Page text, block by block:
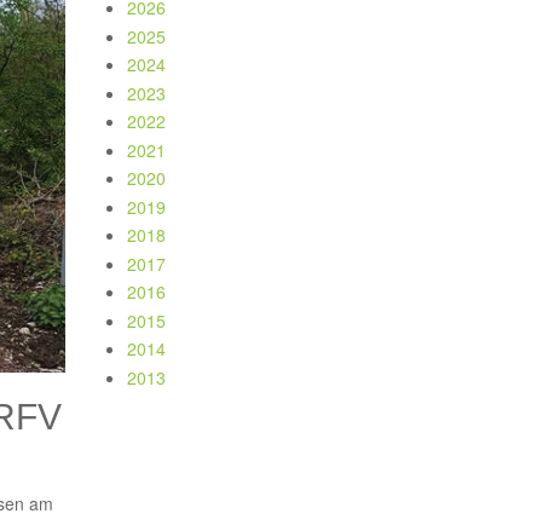
am
2026
2025
2024
2023
2022
2021
2020
2019
2018
2017
2016
2015
2014
2013